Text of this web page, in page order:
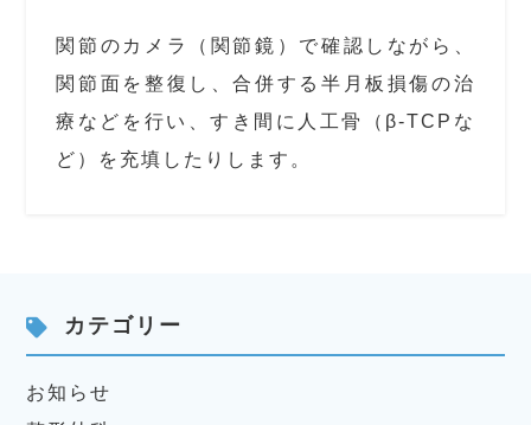
関節のカメラ（関節鏡）で確認しながら、
関節面を整復し、合併する半月板損傷の治
療などを行い、すき間に人工骨（β-TCPな
ど）を充填したりします。
カテゴリー
お知らせ